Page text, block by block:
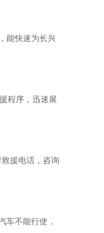
能快速为长兴
程序，迅速展
援电话，咨询
车不能行使，